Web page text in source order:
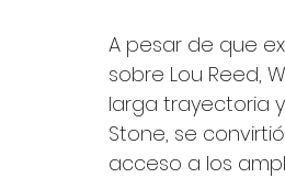
A pesar de que
sobre Lou Reed,
larga trayectoria
Stone, se
acceso a los